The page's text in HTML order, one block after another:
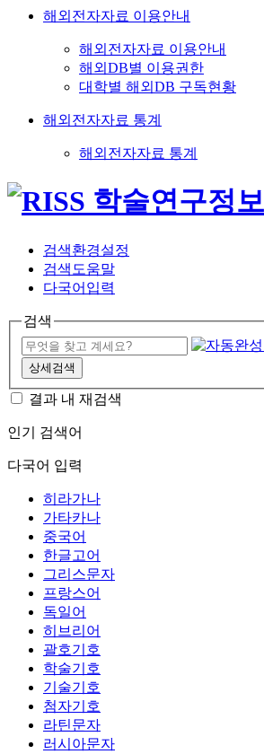
해외전자자료 이용안내
해외전자자료 이용안내
해외DB별 이용권한
대학별 해외DB 구독현황
해외전자자료 통계
해외전자자료 통계
검색환경설정
검색도움말
다국어입력
검색
상세검색
결과 내 재검색
인기 검색어
다국어 입력
히라가나
가타카나
중국어
한글고어
그리스문자
프랑스어
독일어
히브리어
괄호기호
학술기호
기술기호
첨자기호
라틴문자
러시아문자